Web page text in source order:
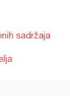
sadržaja